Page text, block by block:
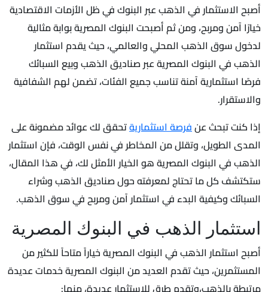
أصبح الاستثمار في الذهب عبر البنوك في ظل الأزمات الاقتصادية
خيارًا آمن ومربح، ومن ثم أصبحت البنوك المصرية بوابة مثالية
لدخول سوق الذهب المحلي والعالمي، حيث يقدم استثمار
الذهب في البنوك المصرية عبر صناديق الذهب وبيع السبائك
فرصًا استثمارية آمنة تناسب جميع الفئات، تضمن لهم الشفافية
والاستقرار.
إذا كنت تبحث عنفرصة استثماريةتحقق لك عوائد مضمونة على
المدى الطويل، وتقلل من المخاطر في نفس الوقت، فإن استثمار
الذهب في البنوك المصرية هو الخيار الأمثل لك، في هذا المقال،
ستكتشف كل ما تحتاج لمعرفته حول صناديق الذهب وشراء
السبائك وكيفية البدء في استثمار آمن ومربح في سوق الذهب.
استثمار الذهب في البنوك المصرية
أصبح استثمار الذهب في البنوك المصرية خياراً متاحاً للكثير من
المستثمرين، حيث تقدم العديد من البنوك المصرية خدمات عديدة